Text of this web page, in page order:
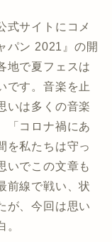
サイトにコメ
パン 2021』の開
地で夏フェスは
です。音楽を止
いは多くの音楽
「コロナ禍にあ
を私たちは守っ
いでこの文章も
前線で戦い、状
が、今回は思い